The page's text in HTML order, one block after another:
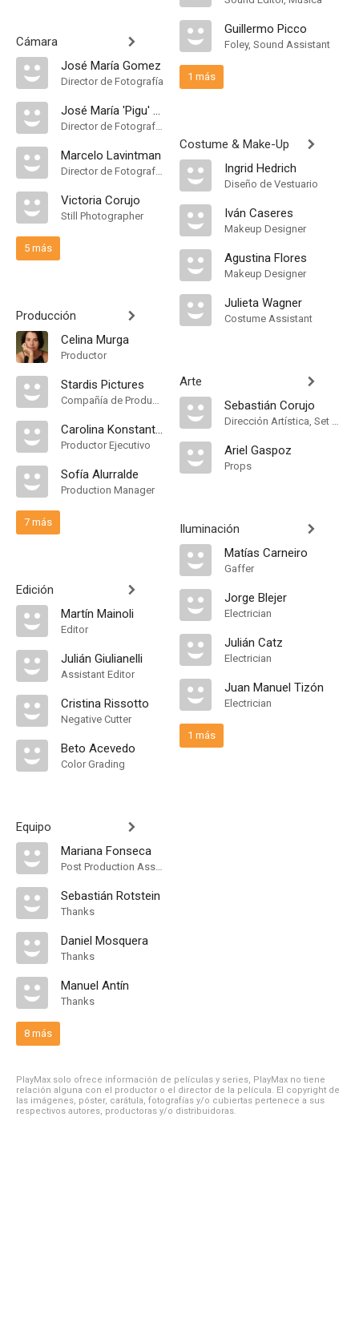
Cámara
José María Gomez
Director de Fotografía
José María 'Pigu' Gómez
Director de Fotografía, Camera Operator
Marcelo Lavintman
Director de Fotografía, Camera Operator
Victoria Corujo
Still Photographer
5 más
Producción
Celina Murga
Productor
Stardis Pictures
Compañía de Produccion
Carolina Konstantinovsky
Productor Ejecutivo
Sofía Alurralde
Production Manager
7 más
Edición
Martín Mainoli
Editor
Julián Giulianelli
Assistant Editor
Cristina Rissotto
Negative Cutter
Beto Acevedo
Color Grading
Equipo
Mariana Fonseca
Post Production Assistant
Sebastián Rotstein
Thanks
Daniel Mosquera
Thanks
Manuel Antín
Thanks
8 más
Guillermo Picco
Foley, Sound Assistant
1 más
Costume & Make-Up
Ingrid Hedrich
Diseño de Vestuario
Iván Caseres
Makeup Designer
Agustina Flores
Makeup Designer
Julieta Wagner
Costume Assistant
Arte
Sebastián Corujo
Dirección Artística, Set Designer
Ariel Gaspoz
Props
Iluminación
Matías Carneiro
Gaffer
Jorge Blejer
Electrician
Julián Catz
Electrician
Juan Manuel Tizón
Electrician
1 más
PlayMax solo ofrece información de películas y series, PlayMax no tiene
relación alguna con el productor o el director de la película. El copyright de
las imágenes, póster, carátula, fotografías y/o cubiertas pertenece a sus
respectivos autores, productoras y/o distribuidoras.